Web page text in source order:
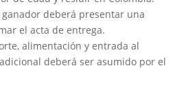
deberá presentar una
el acta de entrega.
alimentación y entrada al
deberá ser asumido por el